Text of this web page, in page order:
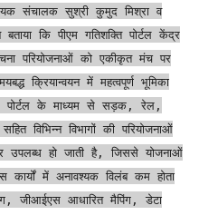
संचालक सुश्री कुमुद मिश्रा व
कि पीएम गतिशक्ति पोर्टल केंद्र
परियोजनाओं को एकीकृत मंच पर
क्रियान्वयन में महत्वपूर्ण भूमिका
पोर्टल के माध्यम से सड़क, रेल,
विभिन्न विभागों की परियोजनाओं
उपलब्ध हो जाती है, जिससे योजनाओं
में अनावश्यक विलंब कम होता
जीआईएस आधारित मैपिंग, डेटा